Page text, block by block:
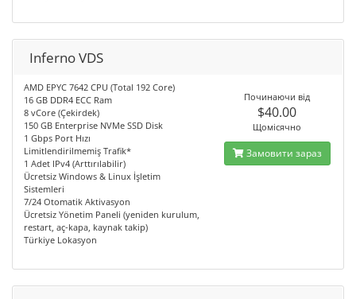
Inferno VDS
AMD EPYC 7642 CPU (Total 192 Core)
16 GB DDR4 ECC Ram
8 vCore (Çekirdek)
150 GB Enterprise NVMe SSD Disk
1 Gbps Port Hızı
Limitlendirilmemiş Trafik*
1 Adet IPv4 (Arttırılabilir)
Ücretsiz Windows & Linux İşletim
Sistemleri
7/24 Otomatik Aktivasyon
Ücretsiz Yönetim Paneli (yeniden kurulum,
restart, aç-kapa, kaynak takip)
Türkiye Lokasyon
Починаючи від
$40.00
Щомісячно
Замовити зараз